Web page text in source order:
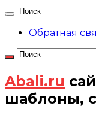
Обратная
Abali.ru
шаблоны,